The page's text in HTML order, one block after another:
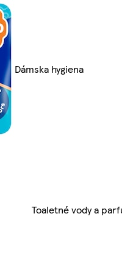
Dámska hygiena
Toaletné vody a